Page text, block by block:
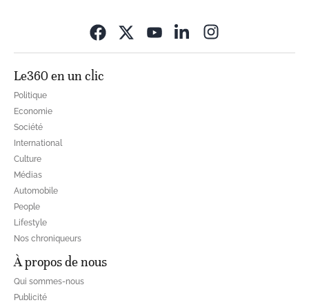
Le360 en un clic
Politique
Economie
Société
International
Culture
Médias
Automobile
People
Lifestyle
Nos chroniqueurs
À propos de nous
Qui sommes-nous
Publicité